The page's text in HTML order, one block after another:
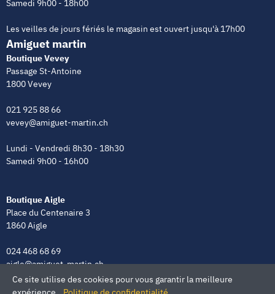
Samedi 9h00 - 18h00
Les veilles de jours fériés le magasin est ouvert jusqu'à 17h00
Amiguet martin
Boutique Vevey
Passage St-Antoine
1800 Vevey
021 925 88 66
vevey@amiguet-martin.ch
Lundi - Vendredi 8h30 - 18h30
Samedi 9h00 - 16h00
Boutique Aigle
Place du Centenaire 3
1860 Aigle
024 468 68 69
aigle@amiguet-martin.ch
Lundi - Vendredi 8h00 - 12h00 | 13h30 - 18h30
Ce site utilise des cookies pour vous garantir la meilleure